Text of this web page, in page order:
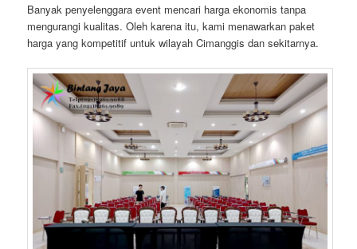
Banyak penyelenggara event mencari harga ekonomis tanpa
mengurangi kualitas. Oleh karena itu, kami menawarkan paket
harga yang kompetitif untuk wilayah Cimanggis dan sekitarnya.